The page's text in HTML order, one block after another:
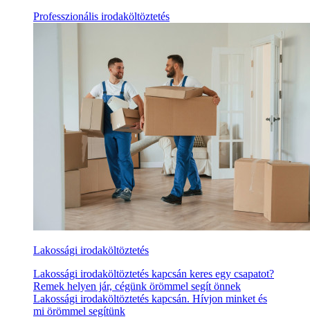
Professzionális irodaköltöztetés
Lakossági irodaköltöztetés
Lakossági irodaköltöztetés kapcsán keres egy csapatot?
Remek helyen jár, cégünk örömmel segít önnek
Lakossági irodaköltöztetés kapcsán. Hívjon minket és
mi örömmel segítünk